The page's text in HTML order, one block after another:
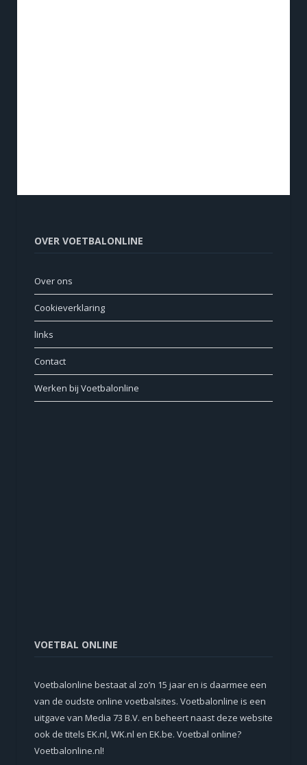
OVER VOETBALONLINE
Over ons
Cookieverklaring
links
Contact
Werken bij Voetbalonline
VOETBAL ONLINE
Voetbalonline bestaat al zo’n 15 jaar en is daarmee een
van de oudste online voetbalsites. Voetbalonline is een
uitgave van Media 73 B.V. en beheert naast deze website
ook de titels EK.nl, WK.nl en EK.be. Voetbal online?
Voetbalonline.nl!